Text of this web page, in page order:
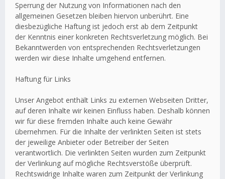
Sperrung der Nutzung von Informationen nach den
allgemeinen Gesetzen bleiben hiervon unberührt. Eine
diesbezügliche Haftung ist jedoch erst ab dem Zeitpunkt
der Kenntnis einer konkreten Rechtsverletzung möglich. Bei
Bekanntwerden von entsprechenden Rechtsverletzungen
werden wir diese Inhalte umgehend entfernen.
Haftung für Links
Unser Angebot enthält Links zu externen Webseiten Dritter,
auf deren Inhalte wir keinen Einfluss haben. Deshalb können
wir für diese fremden Inhalte auch keine Gewähr
übernehmen. Für die Inhalte der verlinkten Seiten ist stets
der jeweilige Anbieter oder Betreiber der Seiten
verantwortlich. Die verlinkten Seiten wurden zum Zeitpunkt
der Verlinkung auf mögliche Rechtsverstöße überprüft.
Rechtswidrige Inhalte waren zum Zeitpunkt der Verlinkung